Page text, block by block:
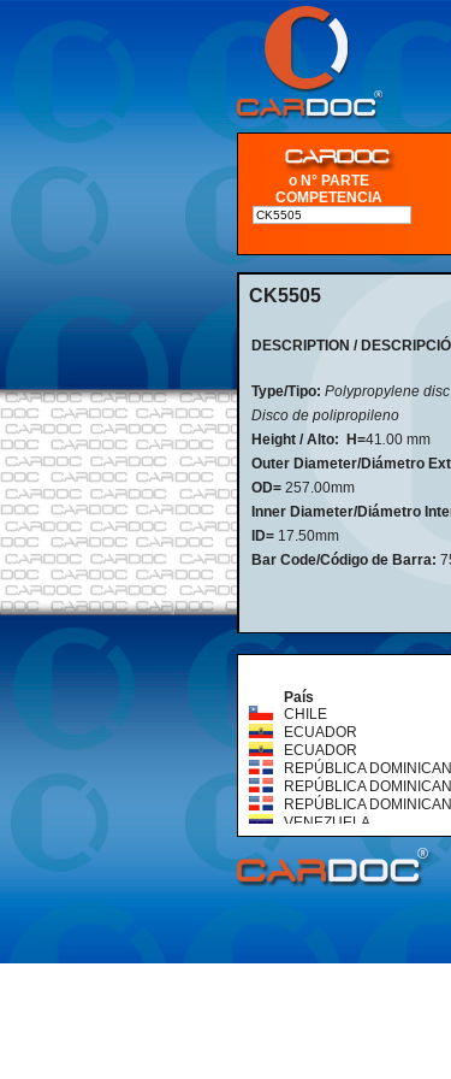
o N° PARTE
COMPETENCIA
CK5505
DESCRIPTION /
Type/Tipo: Polypropylene
Disco de polipropileno
Height / Alto:
H=41.00 mm
Outer Diameter/Diámetro
OD= 257.00mm
Inner Diameter/Diámetro
ID= 17.50mm
Bar Code/Código de Barra:
País
CHILE
ECUADOR
ECUADOR
REPÚBLICA
REPÚBLICA
REPÚBLICA
VENEZUELA
VENEZUELA